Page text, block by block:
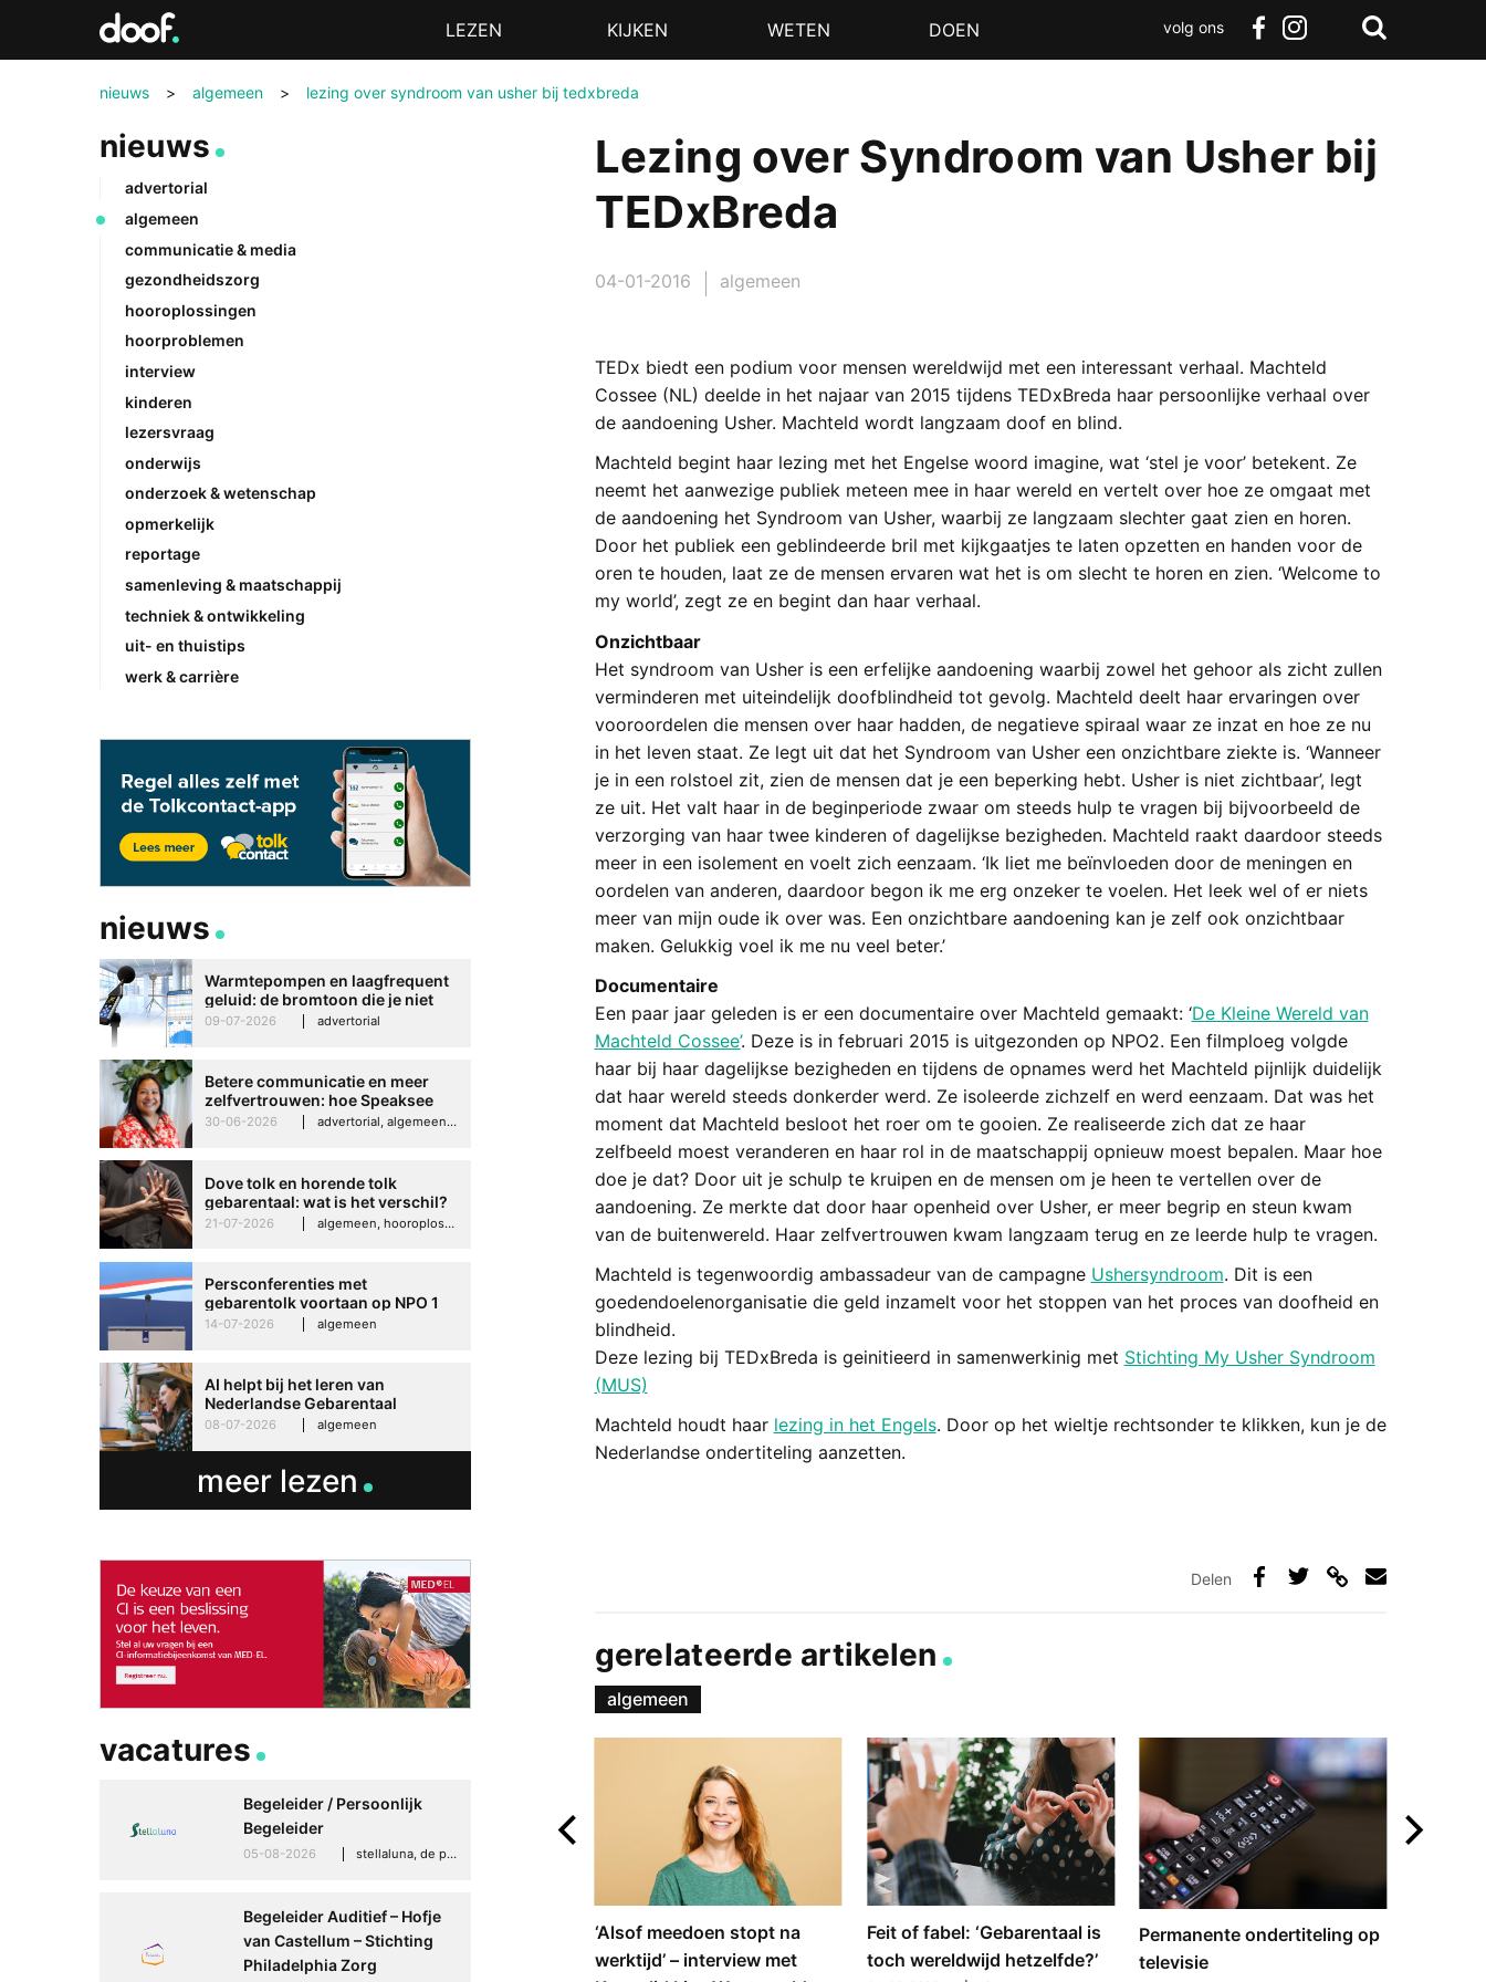
MenuLEZEN KIJKEN WETEN DOEN
volg ons
nieuws > algemeen > lezing over syndroom van usher bij tedxbreda
Lezing over Syndroom van Usher bij
TEDxBreda
04-01-2016 algemeen
TEDx biedt een podium voor mensen wereldwijd met een interessant verhaal. Machteld
Cossee (NL) deelde in het najaar van 2015 tijdens TEDxBreda haar persoonlijke verhaal over
de aandoening Usher. Machteld wordt langzaam doof en blind.
Machteld begint haar lezing met het Engelse woord imagine, wat ‘stel je voor’ betekent. Ze
neemt het aanwezige publiek meteen mee in haar wereld en vertelt over hoe ze omgaat met
de aandoening het Syndroom van Usher, waarbij ze langzaam slechter gaat zien en horen.
Door het publiek een geblindeerde bril met kijkgaatjes te laten opzetten en handen voor de
oren te houden, laat ze de mensen ervaren wat het is om slecht te horen en zien. ‘Welcome to
my world’, zegt ze en begint dan haar verhaal.
Onzichtbaar
Het syndroom van Usher is een erfelijke aandoening waarbij zowel het gehoor als zicht zullen
verminderen met uiteindelijk doofblindheid tot gevolg. Machteld deelt haar ervaringen over
vooroordelen die mensen over haar hadden, de negatieve spiraal waar ze inzat en hoe ze nu
in het leven staat. Ze legt uit dat het Syndroom van Usher een onzichtbare ziekte is. ‘Wanneer
je in een rolstoel zit, zien de mensen dat je een beperking hebt. Usher is niet zichtbaar’, legt
ze uit. Het valt haar in de beginperiode zwaar om steeds hulp te vragen bij bijvoorbeeld de
verzorging van haar twee kinderen of dagelijkse bezigheden. Machteld raakt daardoor steeds
meer in een isolement en voelt zich eenzaam. ‘Ik liet me beïnvloeden door de meningen en
oordelen van anderen, daardoor begon ik me erg onzeker te voelen. Het leek wel of er niets
meer van mijn oude ik over was. Een onzichtbare aandoening kan je zelf ook onzichtbaar
maken. Gelukkig voel ik me nu veel beter.’
Documentaire
Een paar jaar geleden is er een documentaire over Machteld gemaakt: ‘De Kleine Wereld van
Machteld Cossee’. Deze is in februari 2015 is uitgezonden op NPO2. Een filmploeg volgde
haar bij haar dagelijkse bezigheden en tijdens de opnames werd het Machteld pijnlijk duidelijk
dat haar wereld steeds donkerder werd. Ze isoleerde zichzelf en werd eenzaam. Dat was het
moment dat Machteld besloot het roer om te gooien. Ze realiseerde zich dat ze haar
zelfbeeld moest veranderen en haar rol in de maatschappij opnieuw moest bepalen. Maar hoe
doe je dat? Door uit je schulp te kruipen en de mensen om je heen te vertellen over de
aandoening. Ze merkte dat door haar openheid over Usher, er meer begrip en steun kwam
van de buitenwereld. Haar zelfvertrouwen kwam langzaam terug en ze leerde hulp te vragen.
Machteld is tegenwoordig ambassadeur van de campagne Ushersyndroom. Dit is een
goedendoelenorganisatie die geld inzamelt voor het stoppen van het proces van doofheid en
blindheid.
Deze lezing bij TEDxBreda is geinitieerd in samenwerkinig met Stichting My Usher Syndroom
(MUS)
Machteld houdt haar lezing in het Engels. Door op het wieltje rechtsonder te klikken, kun je de
Nederlandse ondertiteling aanzetten.
Delen
gerelateerde artikelen
algemeen
Feit of fabel: ‘Gebarentaal is
toch wereldwijd hetzelfde?’
Permanente ondertiteling op
televisie
Betere communicatie en
meer zelfvertrouwen: hoe
‘Alsof meedoen stopt na
werktijd’ – interview met
nieuws
advertorial
algemeen
communicatie & media
gezondheidszorg
hooroplossingen
hoorproblemen
interview
kinderen
lezersvraag
onderwijs
onderzoek & wetenschap
opmerkelijk
reportage
samenleving & maatschappij
techniek & ontwikkeling
uit- en thuistips
werk & carrière
nieuws
Warmtepompen en laagfrequent
geluid: de bromtoon die je niet
kunt negeren
09-07-2026 advertorial
Betere communicatie en meer
zelfvertrouwen: hoe Speaksee
Imelda helpt om te groeien in
30-06-2026 advertorial, algemeen, hooroplossingen, interview
Dove tolk en horende tolk
gebarentaal: wat is het verschil?
21-07-2026 algemeen, hooroplossingen, hoorproblemen, samenleving & maatschappij
Persconferenties met
gebarentolk voortaan op NPO 1
Extra
14-07-2026 algemeen
AI helpt bij het leren van
Nederlandse Gebarentaal
08-07-2026 algemeen
meer lezen
vacatures
Begeleider / Persoonlijk
Begeleider
05-08-2026 stellaluna, de punt (drenthe)
Begeleider Auditief – Hofje
van Castellum – Stichting
Philadelphia Zorg
Doof.nl
Zoeken
Terug